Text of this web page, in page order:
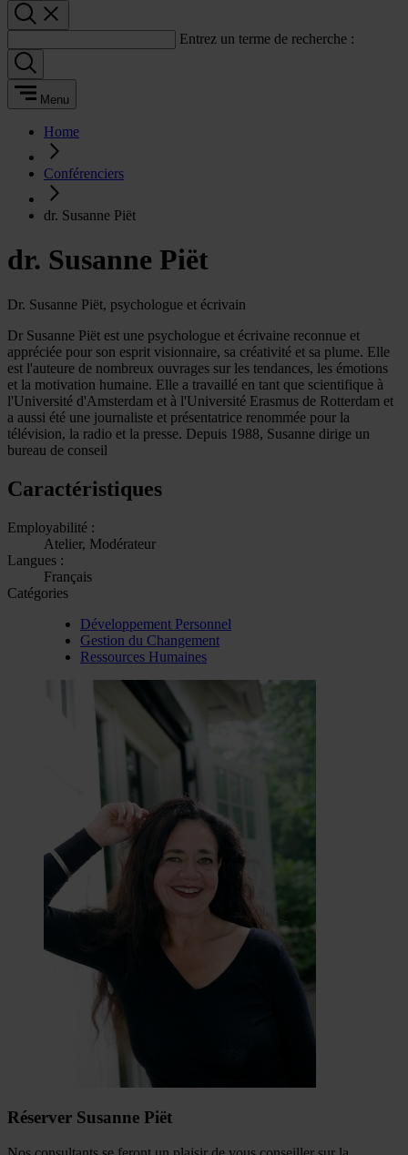
Entrez un terme de recherche :
Menu
Home
Conférenciers
dr. Susanne Piët
dr. Susanne Piët
Dr. Susanne Piët, psychologue et écrivain
Dr Susanne Piët est une psychologue et écrivaine reconnue et
appréciée pour son esprit visionnaire, sa créativité et sa plume. Elle
est l'auteure de nombreux ouvrages sur les tendances, les émotions
et la motivation humaine. Elle a travaillé en tant que scientifique à
l'Université d'Amsterdam et à l'Université Erasmus de Rotterdam et
a aussi été une journaliste et présentatrice renommée pour la
télévision, la radio et la presse. Depuis 1988, Susanne dirige un
bureau de conseil
Caractéristiques
Employabilité :
Atelier, Modérateur
Langues :
Français
Catégories
Développement Personnel
Gestion du Changement
Ressources Humaines
Réserver Susanne Piët